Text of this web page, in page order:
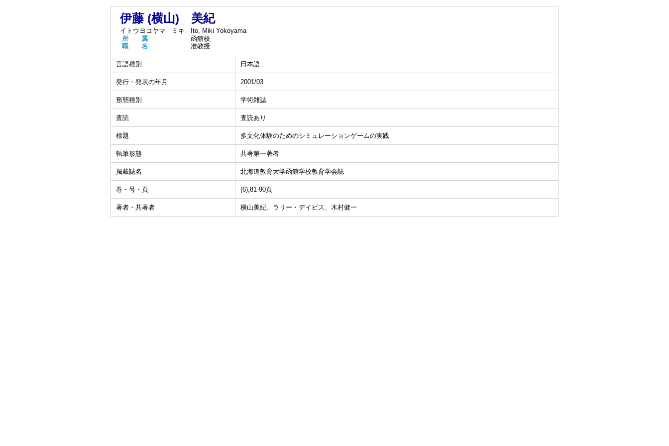
伊藤 (横山) 美紀
イトウヨコヤマ ミキ
Ito, Miki Yokoyama
所 属
函館校
職 名
准教授
言語種別 日本語
発行・発表の年月 2001/03
形態種別 学術雑誌
査読 査読あり
標題 多文化体験のためのシミュレーションゲームの実践
執筆形態 共著第一著者
掲載誌名 北海道教育大学函館学校教育学会誌
巻・号・頁 (6),81-90頁
著者・共著者 横山美紀、ラリー・デイビス、木村健一